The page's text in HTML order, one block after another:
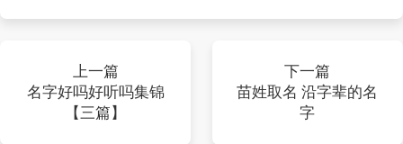
上一篇
名字好吗好听吗集锦
【三篇】
下一篇
苗姓取名 沿字辈的名
字